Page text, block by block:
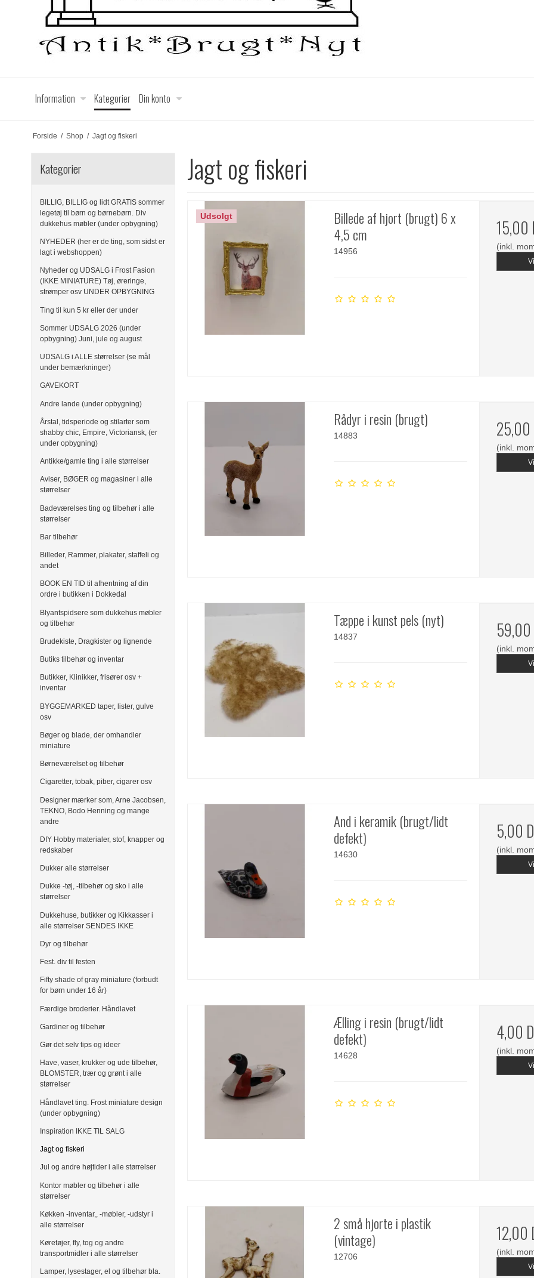
Information Kategorier Din konto
Forside / Shop / Jagt og fiskeri
Kategorier
BILLIG, BILLIG og lidt GRATIS sommer
legetøj til børn og børnebørn. Div
dukkehus møbler (under opbygning)
NYHEDER (her er de ting, som sidst er
lagt i webshoppen)
Nyheder og UDSALG i Frost Fasion
(IKKE MINIATURE) Tøj, øreringe,
strømper osv UNDER OPBYGNING
Ting til kun 5 kr eller der under
Sommer UDSALG 2026 (under
opbygning) Juni, jule og august
UDSALG i ALLE størrelser (se mål
under bemærkninger)
GAVEKORT
Andre lande (under opbygning)
Årstal, tidsperiode og stilarter som
shabby chic, Empire, Victoriansk, (er
under opbygning)
Antikke/gamle ting i alle størrelser
Aviser, BØGER og magasiner i alle
størrelser
Badeværelses ting og tilbehør i alle
størrelser
Bar tilbehør
Billeder, Rammer, plakater, staffeli og
andet
BOOK EN TID til afhentning af din
ordre i butikken i Dokkedal
Blyantspidsere som dukkehus møbler
og tilbehør
Brudekiste, Dragkister og lignende
Butiks tilbehør og inventar
Butikker, Klinikker, frisører osv +
inventar
BYGGEMARKED taper, lister, gulve
osv
Bøger og blade, der omhandler
miniature
Børneværelset og tilbehør
Cigaretter, tobak, piber, cigarer osv
Designer mærker som, Arne Jacobsen,
TEKNO, Bodo Henning og mange
andre
DIY Hobby materialer, stof, knapper og
redskaber
Dukker alle størrelser
Dukke -tøj, -tilbehør og sko i alle
størrelser
Dukkehuse, butikker og Kikkasser i
alle størrelser SENDES IKKE
Dyr og tilbehør
Fest. div til festen
Fifty shade of gray miniature (forbudt
for børn under 16 år)
Færdige broderier. Håndlavet
Gardiner og tilbehør
Gør det selv tips og ideer
Have, vaser, krukker og ude tilbehør,
BLOMSTER, trær og grønt i alle
størrelser
Håndlavet ting. Frost miniature design
(under opbygning)
Inspiration IKKE TIL SALG
Jagt og fiskeri
Jul og andre højtider i alle størrelser
Kontor møbler og tilbehør i alle
størrelser
Køkken -inventar,, -møbler, -udstyr i
alle størrelser
Køretøjer, fly, tog og andre
transportmidler i alle størrelser
Lamper, lysestager, el og tilbehør bla.
Jagt og fiskeri
Udsolgt
Billede af hjort (brugt) 6 x
4,5 cm
14956
15,00
(inkl.
Rådyr i resin (brugt)
14883 25,00
(inkl.
Tæppe i kunst pels (nyt)
14837 59,00
(inkl.
And i keramik (brugt/lidt
defekt)
14630
5,00
(inkl.
Ælling i resin (brugt/lidt
defekt)
14628
4,00
(inkl.
2 små hjorte i plastik
(vintage)
12706
12,00
(inkl.